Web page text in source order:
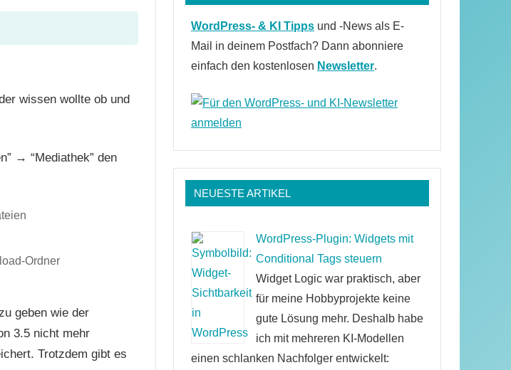
wissen wollte ob und
→ “Mediathek” den
Ordner
geben wie der
3.5 nicht mehr
Trotzdem gibt es
WordPress- & KI Tipps und -News als E-
Mail in deinem Postfach? Dann abonniere
einfach den kostenlosen Newsletter.
NEUESTE ARTIKEL
WordPress-Plugin: Widgets mit
Conditional Tags steuern
Widget Logic war praktisch, aber
für meine Hobbyprojekte keine
gute Lösung mehr. Deshalb habe
ich mit mehreren KI-Modellen
einen schlanken Nachfolger entwickelt: